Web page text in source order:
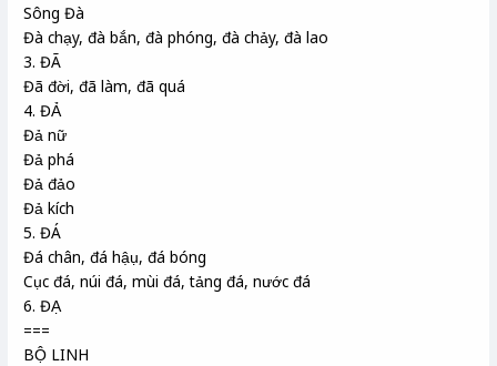
Sông Đà
Đà chạy, đà bắn, đà phóng, đà chảy, đà lao
3. ĐÃ
Đã đời, đã làm, đã quá
4. ĐẢ
Đả nữ
Đả phá
Đả đảo
Đả kích
5. ĐÁ
Đá chân, đá hậụ, đá bóng
Cục đá, núi đá, mùi đá, tảng đá, nước đá
6. ĐẠ
===
BỘ LINH